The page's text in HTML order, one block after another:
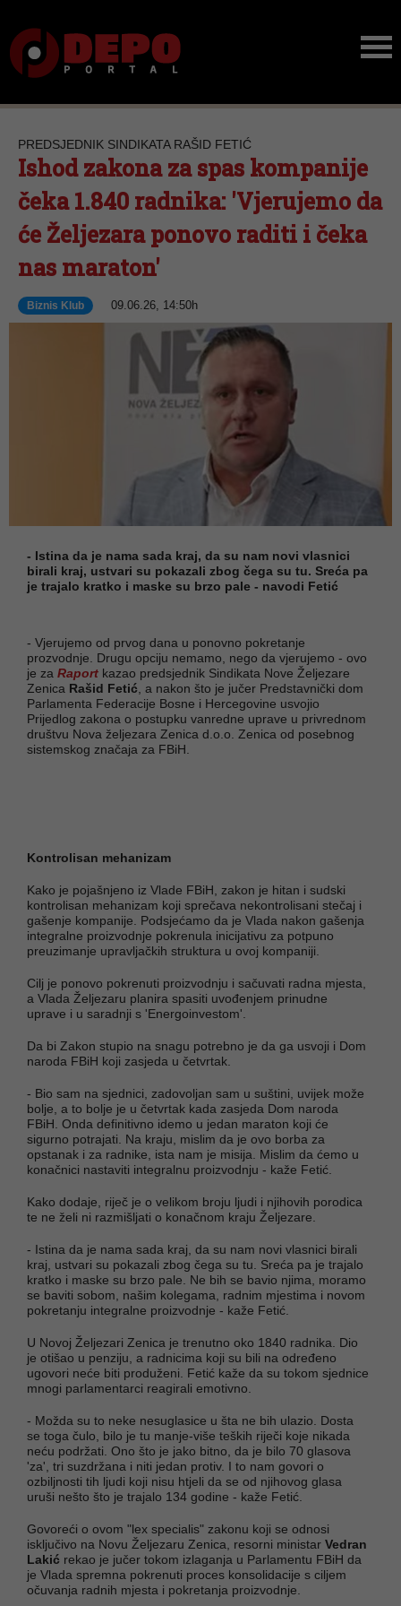
PREDSJEDNIK SINDIKATA RAŠID FETIĆ
Ishod zakona za spas kompanije
čeka 1.840 radnika: 'Vjerujemo da
će Željezara ponovo raditi i čeka
nas maraton'
Biznis Klub 09.06.26, 14:50h
- Istina da je nama sada kraj, da su nam novi vlasnici
birali kraj, ustvari su pokazali zbog čega su tu. Sreća pa
je trajalo kratko i maske su brzo pale - navodi Fetić
- Vjerujemo od prvog dana u ponovno pokretanje
prozvodnje. Drugu opciju nemamo, nego da vjerujemo - ovo
je za Raport kazao predsjednik Sindikata Nove Željezare
Zenica Rašid Fetić , a nakon što je jučer Predstavnički dom
Parlamenta Federacije Bosne i Hercegovine usvojio
Prijedlog zakona o postupku vanredne uprave u privrednom
društvu Nova željezara Zenica d.o.o. Zenica od posebnog
sistemskog značaja za FBiH.
Kontrolisan mehanizam
Kako je pojašnjeno iz Vlade FBiH, zakon je hitan i sudski
kontrolisan mehanizam koji sprečava nekontrolisani stečaj i
gašenje kompanije. Podsjećamo da je Vlada nakon gašenja
integralne proizvodnje pokrenula inicijativu za potpuno
preuzimanje upravljačkih struktura u ovoj kompaniji.
Cilj je ponovo pokrenuti proizvodnju i sačuvati radna mjesta,
a Vlada Željezaru planira spasiti uvođenjem prinudne
uprave i u saradnji s 'Energoinvestom'.
Da bi Zakon stupio na snagu potrebno je da ga usvoji i Dom
naroda FBiH koji zasjeda u četvrtak.
- Bio sam na sjednici, zadovoljan sam u suštini, uvijek može
bolje, a to bolje je u četvrtak kada zasjeda Dom naroda
FBiH. Onda definitivno idemo u jedan maraton koji će
sigurno potrajati. Na kraju, mislim da je ovo borba za
opstanak i za radnike, ista nam je misija. Mislim da ćemo u
konačnici nastaviti integralnu proizvodnju - kaže Fetić.
Kako dodaje, riječ je o velikom broju ljudi i njihovih porodica
te ne želi ni razmišljati o konačnom kraju Željezare.
- Istina da je nama sada kraj, da su nam novi vlasnici birali
kraj, ustvari su pokazali zbog čega su tu. Sreća pa je trajalo
kratko i maske su brzo pale. Ne bih se bavio njima, moramo
se baviti sobom, našim kolegama, radnim mjestima i novom
pokretanju integralne proizvodnje - kaže Fetić.
U Novoj Željezari Zenica je trenutno oko 1840 radnika. Dio
je otišao u penziju, a radnicima koji su bili na određeno
ugovori neće biti produženi. Fetić kaže da su tokom sjednice
mnogi parlamentarci reagirali emotivno.
- Možda su to neke nesuglasice u šta ne bih ulazio. Dosta
se toga čulo, bilo je tu manje-više teških riječi koje nikada
neću podržati. Ono što je jako bitno, da je bilo 70 glasova
'za', tri suzdržana i niti jedan protiv. I to nam govori o
ozbiljnosti tih ljudi koji nisu htjeli da se od njihovog glasa
uruši nešto što je trajalo 134 godine - kaže Fetić.
Govoreći o ovom "lex specialis" zakonu koji se odnosi
isključivo na Novu Željezaru Zenica, resorni ministar Vedran
Lakić rekao je jučer tokom izlaganja u Parlamentu FBiH da
je Vlada spremna pokrenuti proces konsolidacije s ciljem
očuvanja radnih mjesta i pokretanja proizvodnje.